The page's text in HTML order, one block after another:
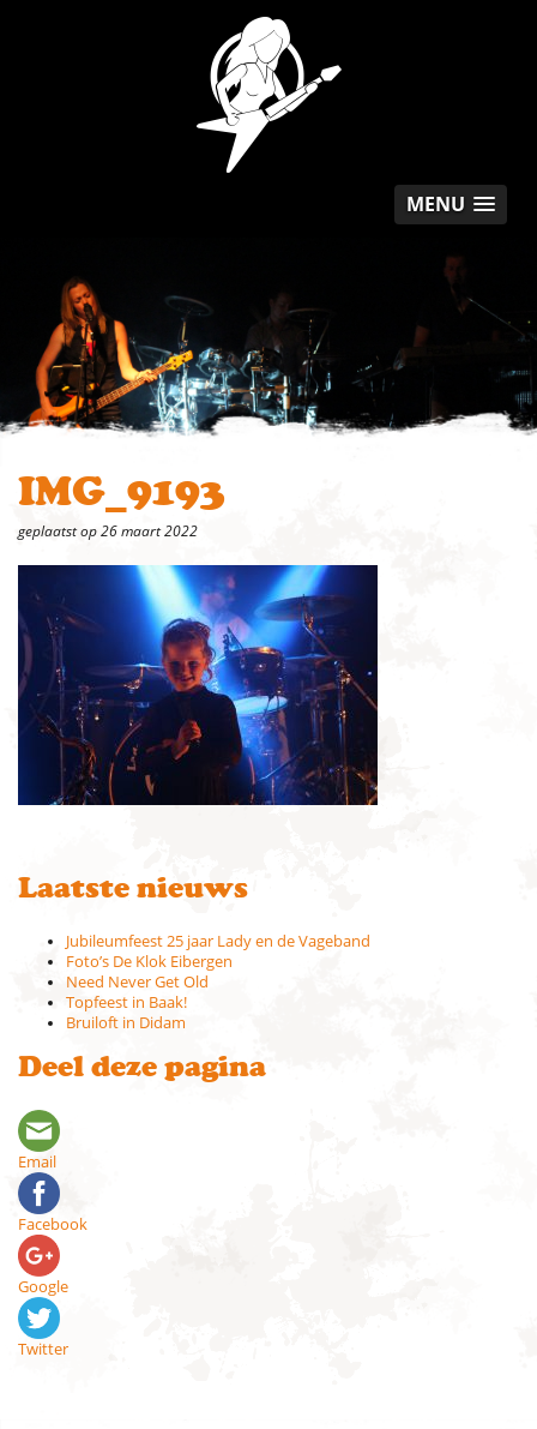
MENU
IMG_9193
geplaatst op 26 maart 2022
Laatste nieuws
Jubileumfeest 25 jaar Lady en de Vageband
Foto’s De Klok Eibergen
Need Never Get Old
Topfeest in Baak!
Bruiloft in Didam
Deel deze pagina
Email
Facebook
Google
Twitter